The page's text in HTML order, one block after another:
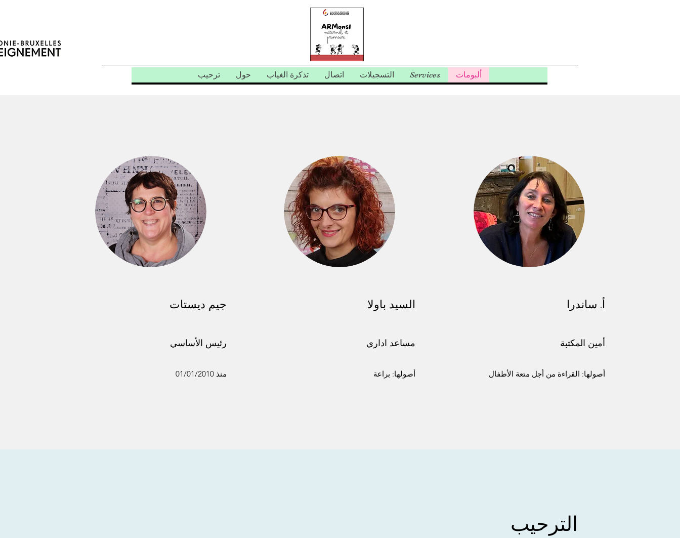
ترحيب حول تذكرة الغياب اتصال التسجيلات Services ألبومات
جيم ديستات
رئيس الأساسي
منذ 01/01/2010
السيد باولا
مساعد اداري
أصولها: براعة
أ. ساندرا
أمين المكتبة
أصولها: القراءة من أجل متعة الأطفال
الترحيب